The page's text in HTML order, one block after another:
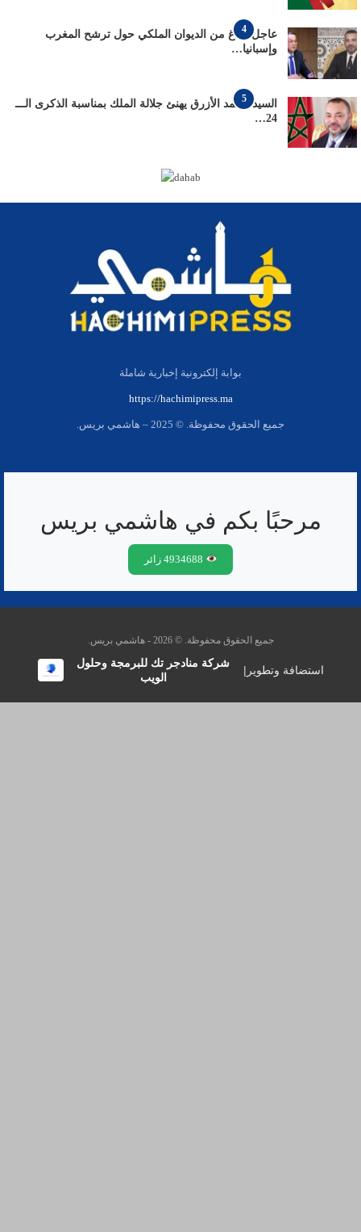
4
عاجل: بلاغ من الديوان الملكي حول ترشح المغرب
وإسبانيا…
5
السيد محمد الأزرق يهنئ جلالة الملك بمناسبة الذكرى الـــ
24…
بوابة إلكترونية إخبارية شاملة
https://hachimipress.ma
جميع الحقوق محفوظة. © 2025 – هاشمي بريس.
مرحبًا بكم في هاشمي بريس
جميع الحقوق محفوظة. © 2026 - هاشمي بريس.
استضافة وتطوير |
شركة منادجر تك للبرمجة وحلول
الويب